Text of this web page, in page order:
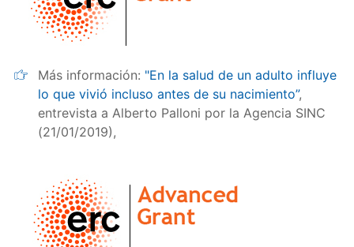
Más información: "En la salud de un adulto influye
lo que vivió incluso antes de su nacimiento”,
entrevista a Alberto Palloni por la Agencia SINC
(21/01/2019),